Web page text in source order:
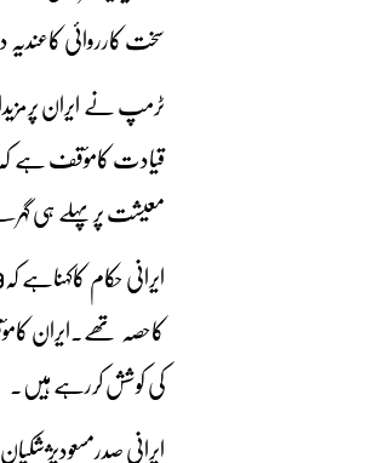
سخت کارروائی
ٹرمپ نے ایران
قیادت کامؤقف ہے کہ
معیشت پرپہلے ہی
کاحصہ تھے۔ایران
کی کوشش کررہے ہیں۔
ایرانی